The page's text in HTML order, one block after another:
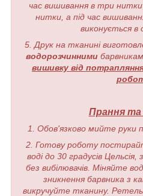
час вишивання в три
нитки, а під час
виконується в
5. Друк на тканині
водорозчинними
вишивку від
Прання та
1. Обов'язково мийте руки
2. Готову роботу
воді до 30 градусів
без вибілювачів. Міняйте
зникнення барвника з
викручуйте тканину.